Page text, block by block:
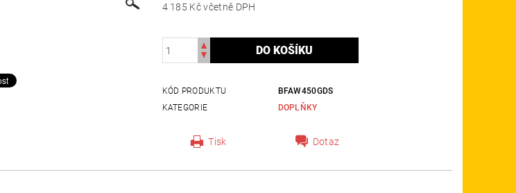
4 185 Kč včetně DPH
KÓD PRODUKTU
BFAW450GDS
KATEGORIE
DOPLŇKY
Tisk Dotaz